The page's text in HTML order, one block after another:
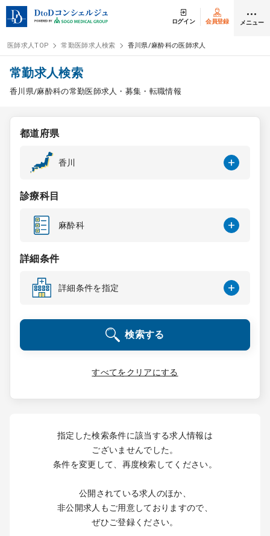
ログイン 会員登録 メニュー
ログイン
医師求人
常勤検索
スポット検索
DtoDの転職・
コンサルタント
成功事例
転職ノウハウ
受付時間 9:00 ～ 18:00（平日）
クリニック開業
医師求人TOP 常勤医師求人検索 香川県/麻酔科の医師求人
常勤求人検索
香川県/麻酔科の常勤医師求人・募集・転職情報
都道府県
香川
診療科目
麻酔科
詳細条件
詳細条件を指定
検索する
すべてをクリアにする
指定した検索条件に該当する求人情報は
ございませんでした。
条件を変更して、再度検索してください。
公開されている求人のほか、
非公開求人もご用意しておりますので、
ぜひご登録ください。